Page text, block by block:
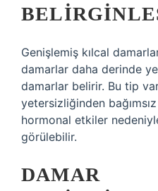
Genişlemiş kılcal
damarlar daha derinde
damarlar belirir. Bu tip
yetersizliğinden
hormonal etkiler
görülebilir.
DAMAR